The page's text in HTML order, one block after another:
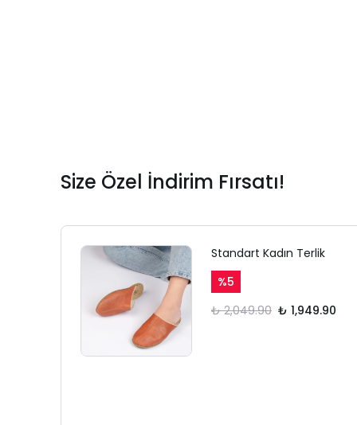
Size Özel İndirim Fırsatı!
Standart Kadın Terlik
%5
₺ 2,049.90 ₺ 1,949.90